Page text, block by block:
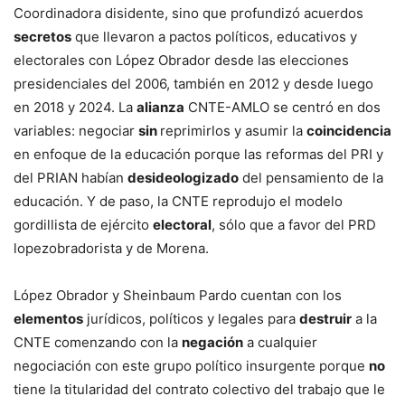
Coordinadora disidente, sino que profundizó acuerdos
secretos que llevaron a pactos políticos, educativos y
electorales con López Obrador desde las elecciones
presidenciales del 2006, también en 2012 y desde luego
en 2018 y 2024. La alianza CNTE-AMLO se centró en dos
variables: negociar sin reprimirlos y asumir la coincidencia
en enfoque de la educación porque las reformas del PRI y
del PRIAN habían desideologizado del pensamiento de la
educación. Y de paso, la CNTE reprodujo el modelo
gordillista de ejército electoral, sólo que a favor del PRD
lopezobradorista y de Morena.
López Obrador y Sheinbaum Pardo cuentan con los
elementos jurídicos, políticos y legales para destruir a la
CNTE comenzando con la negación a cualquier
negociación con este grupo político insurgente porque no
tiene la titularidad del contrato colectivo del trabajo que le